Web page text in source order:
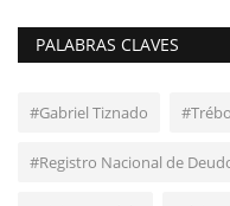
PALABRAS CLAVES
#Gabriel Tiznado
#Registro Nacional de